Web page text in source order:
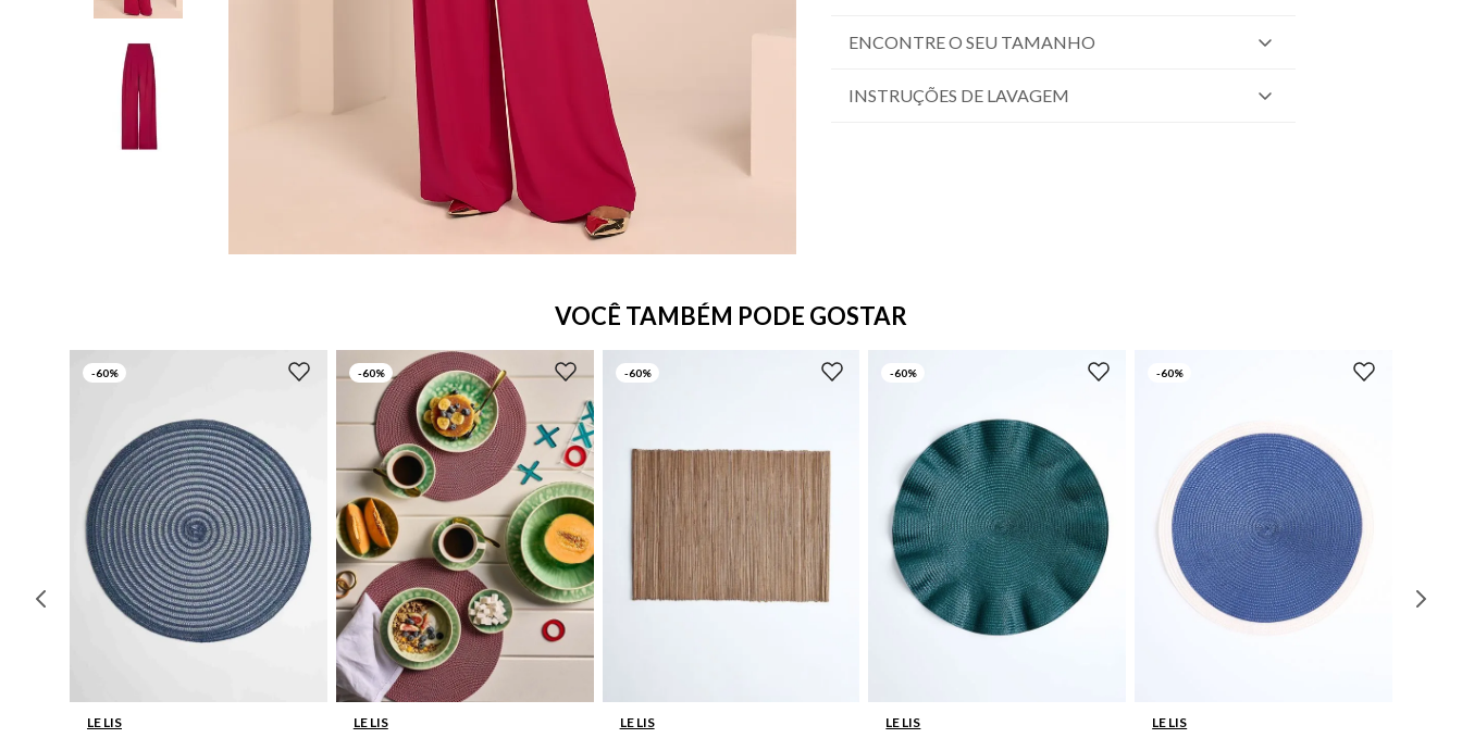
ENCONTRE O SEU TAMANHO
INSTRUÇÕES DE LAVAGEM
VOCÊ TAMBÉM PODE GOSTAR
-60%
LE LIS
-60%
UN
LE LIS
-60%
LE LIS
-60%
LE LIS
-60%
LE LIS